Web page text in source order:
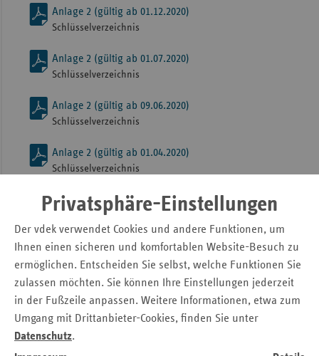
Privatsphäre-Einstellungen
Der vdek verwendet Cookies und andere Funktionen, um
Ihnen einen sicheren und komfortablen Website-Besuch zu
ermöglichen. Entscheiden Sie selbst, welche Funktionen Sie
zulassen möchten. Sie können Ihre Einstellungen jederzeit
in der Fußzeile anpassen. Weitere Informationen, etwa zum
Umgang mit Drittanbieter-Cookies, finden Sie unter
Datenschutz.
Anlage 2 (gültig ab 01.12.2020)
Schlüsselverzeichnis
Anlage 2 (gültig ab 01.07.2020)
Schlüsselverzeichnis
Anlage 2 (gültig ab 09.06.2020)
Schlüsselverzeichnis
Anlage 2 (gültig ab 01.04.2020)
Schlüsselverzeichnis
Anlage 2 (gültig ab 01.01.2020)
Schlüsselverzeichnis
Anlage 2 (gültig ab 01.07.2019)
Schlüsselverzeichnis
Anlage 2
Schlüsselverzeichnis
Anhang B Teil I zu Anlage 2